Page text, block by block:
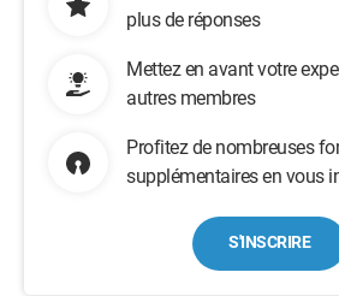
plus de réponses
Mettez en avant votre
autres membres
Profitez de nombreuses
supplémentaires en vous
S'INSCRIRE